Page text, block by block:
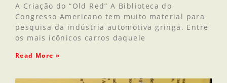
A Criação do “Old Red” A Biblioteca do
Congresso Americano tem muito material para
pesquisa da indústria automotiva gringa. Entre
os mais icônicos carros daquele
Read More »